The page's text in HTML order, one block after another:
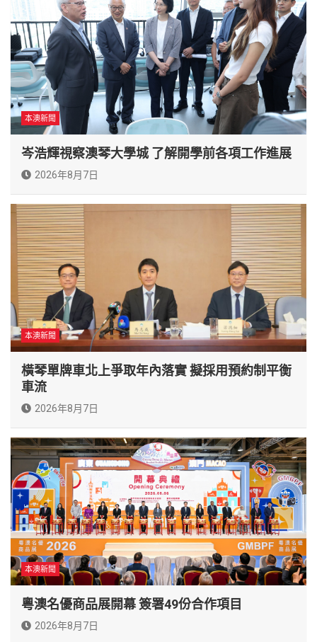
本澳新聞
岑浩輝視察澳琴大學城 了解開學前各項工作進展
2026年8月7日
本澳新聞
橫琴單牌車北上爭取年內落實 擬採用預約制平衡
車流
2026年8月7日
本澳新聞
粵澳名優商品展開幕 簽署49份合作項目
2026年8月7日